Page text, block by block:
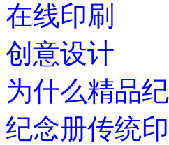
在线印刷
创意设计
为什么精品
纪念册传统